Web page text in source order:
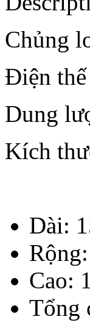
Chủng
Điện
Dung
Kích
Dài:
Rộng
Cao:
Tổng